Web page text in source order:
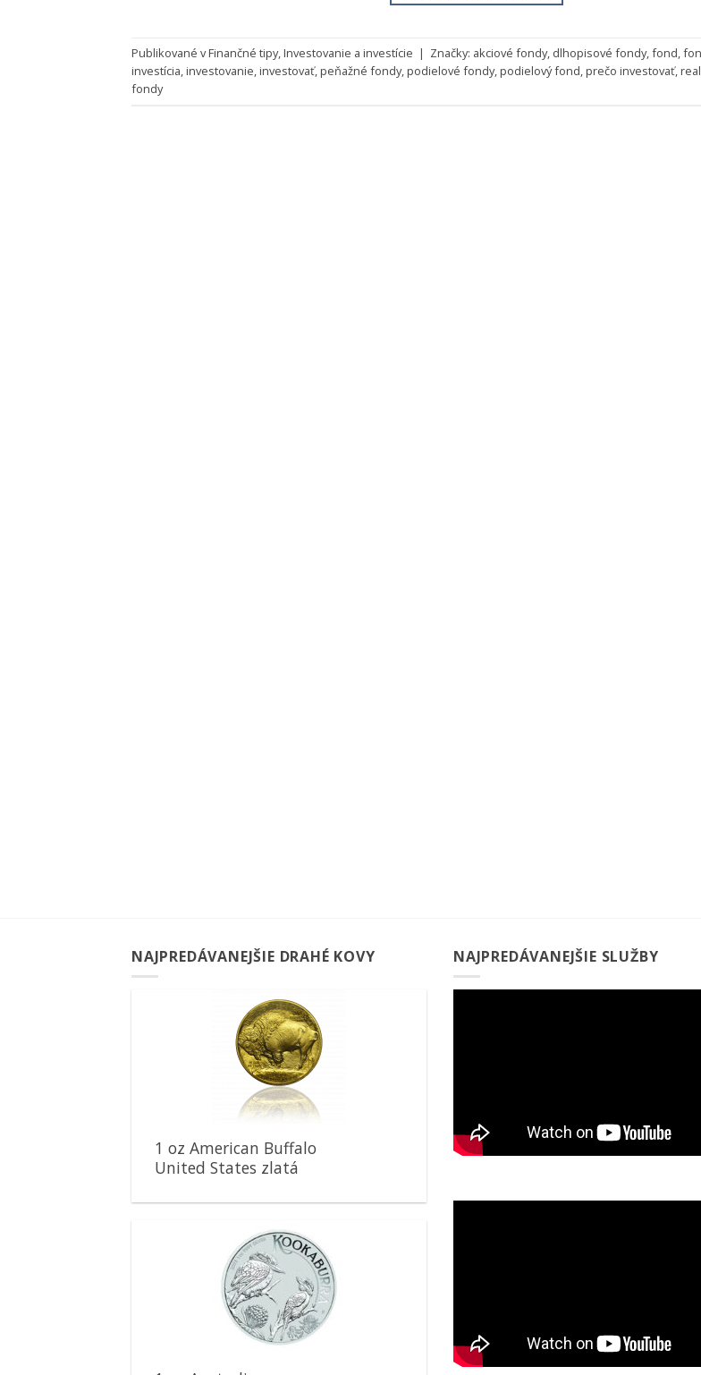
Publikované vFinančné tipy,Investovanie a investície | Značky: akciové fondy, dlhopisové fondy,fond,
investícia,investovanie,investovať,peňažné fondy,podielové fondy,podielový fond,prečo investovať,
fondy
NAJPREDÁVANEJŠIE DRAHÉ KOVY
Pridať k
obľúbeným
1 oz American Buffalo
United States zlatá
Pridať k
obľúbeným
NAJPREDÁVANEJŠIE SLUŽBY